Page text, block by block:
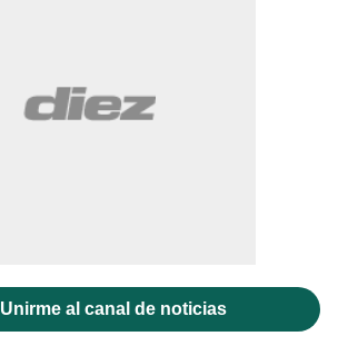
Unirme al canal de noticias